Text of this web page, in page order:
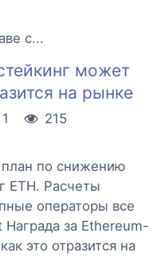
с...
может
на рынке
1
215
по снижению
ETH. Расчеты
операторы все
за Ethereum-
это отразится на